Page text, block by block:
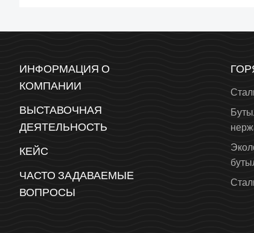
ИНФОРМАЦИЯ О
КОМПАНИИ
ВЫСТАВОЧНАЯ
ДЕЯТЕЛЬНОСТЬ
КЕЙС
ЧАСТО ЗАДАВАЕМЫЕ
ВОПРОСЫ